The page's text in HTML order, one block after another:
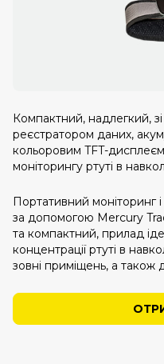
Компактний, надлегкий,
реєстратором даних,
кольоровим TFT-
моніторингу ртуті в
Портативний моніторинг
за допомогою Mercury
та компактний, прилад
концентрації ртуті в
зовні приміщень, а також